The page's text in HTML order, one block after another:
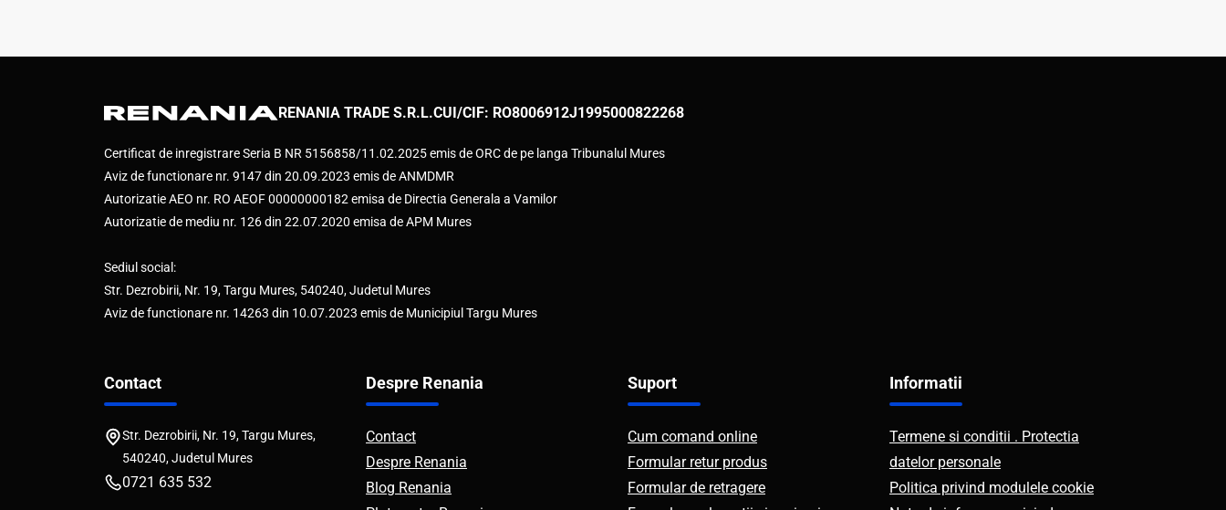
RENANIA TRADE S.R.L.CUI/CIF: RO8006912J1995000822268
Certificat de inregistrare Seria B NR 5156858/11.02.2025 emis de ORC de pe langa Tribunalul Mures
Aviz de functionare nr. 9147 din 20.09.2023 emis de ANMDMR
Autorizatie AEO nr. RO AEOF 00000000182 emisa de Directia Generala a Vamilor
Autorizatie de mediu nr. 126 din 22.07.2020 emisa de APM Mures
Sediul social:
Str. Dezrobirii, Nr. 19, Targu Mures, 540240, Judetul Mures
Aviz de functionare nr. 14263 din 10.07.2023 emis de Municipiul Targu Mures
Contact
Str. Dezrobirii, Nr. 19, Targu Mures,
540240, Judetul Mures
0721 635 532
Despre Renania
Contact
Despre Renania
Blog Renania
Suport
Cum comand online
Formular retur produs
Formular de retragere
Informatii
Termene si conditii . Protectia
datelor personale
Politica privind modulele cookie